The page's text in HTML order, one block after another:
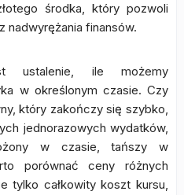
środka, który pozwoli
nadwyrężania finansów.
ustalenie, ile możemy
w określonym czasie. Czy
który zakończy się szybko,
jednorazowych wydatków,
w czasie, tańszy w
porównać ceny różnych
tylko całkowity koszt kursu,